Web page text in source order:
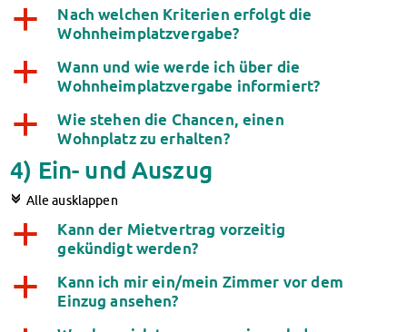
a
Nach welchen Kriterien erfolgt die
Wohnheimplatzvergabe?
a
Wann und wie werde ich über die
Wohnheimplatzvergabe informiert?
a
Wie stehen die Chancen, einen
Wohnplatz zu erhalten?
4) Ein- und Auszug
c Alle ausklappen
a
Kann der Mietvertrag vorzeitig
gekündigt werden?
a
Kann ich mir ein/mein Zimmer vor dem
Einzug ansehen?